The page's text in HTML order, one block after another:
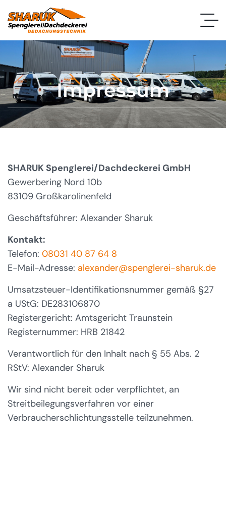
Impressum
SHARUK Spenglerei/Dachdeckerei GmbH
Gewerbering Nord 10b
83109 Großkarolinenfeld
Geschäftsführer: Alexander Sharuk
Kontakt:
Telefon: 08031 40 87 64 8
E-Mail-Adresse: alexander@spenglerei-sharuk.de
Umsatzsteuer-Identifikationsnummer gemäß §27
a UStG: DE283106870
Registergericht: Amtsgericht Traunstein
Registernummer: HRB 21842
Verantwortlich für den Inhalt nach § 55 Abs. 2
RStV: Alexander Sharuk
Wir sind nicht bereit oder verpflichtet, an
Streitbeilegungsverfahren vor einer
Verbraucherschlichtungsstelle teilzunehmen.